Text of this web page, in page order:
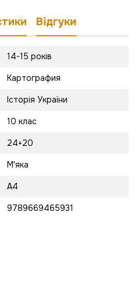
Відгуки
14-15 років
Картография
Історія України
10 клас
24+20
М'яка
A4
9789669465931